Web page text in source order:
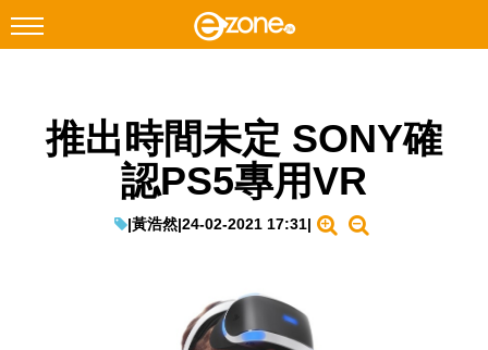
Facebook Instagram
推出時間未定 SONY確
認PS5專用VR
|黃浩然|24-02-2021 17:31|